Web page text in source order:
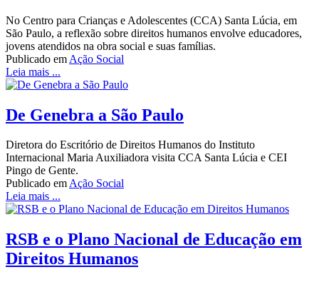
No Centro para Crianças e Adolescentes (CCA) Santa Lúcia, em
São Paulo, a reflexão sobre direitos humanos envolve educadores,
jovens atendidos na obra social e suas famílias.
Publicado em Ação Social
Leia mais ...
De Genebra a São Paulo
Diretora do Escritório de Direitos Humanos do Instituto
Internacional Maria Auxiliadora visita CCA Santa Lúcia e CEI
Pingo de Gente.
Publicado emAção Social
Leia mais ...
RSB e o Plano Nacional de Educação em
Direitos Humanos